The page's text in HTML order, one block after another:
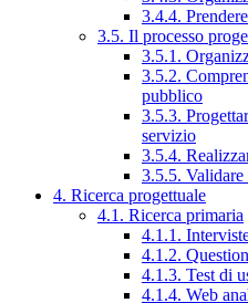
3.4.4.
3.5. Il processo
3.5.1.
3.5.2.
pubblico
3.5.3.
servizio
3.5.4.
3.5.5. Validare
4. Ricerca progettuale
4.1. Ricerca primaria
4.1.1.
4.1.2.
4.1.3. Test di
4.1.4. Web